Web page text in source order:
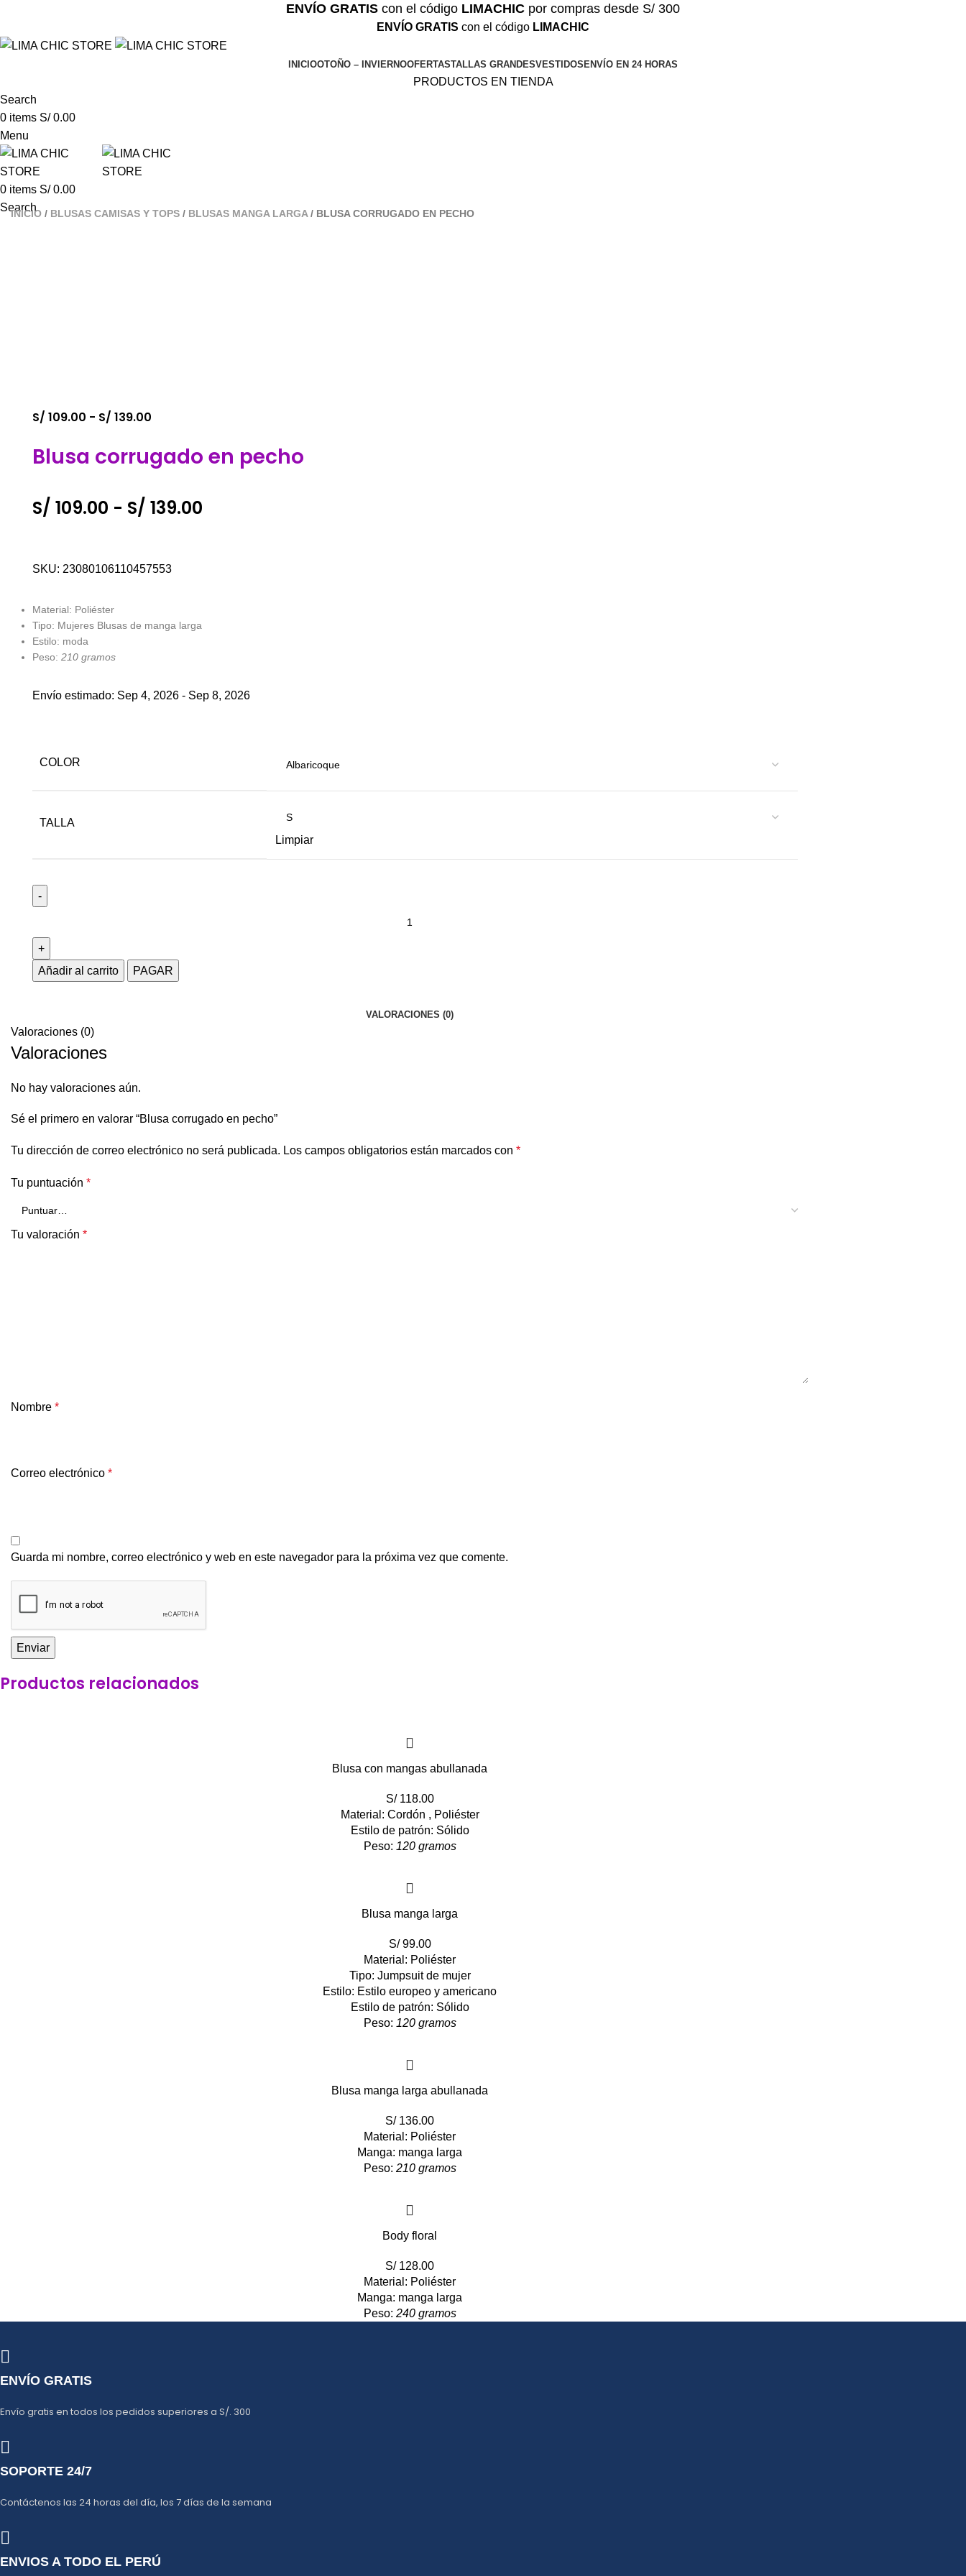
ENVÍO GRATIS con el código LIMACHIC por compras desde S/ 300
ENVÍO GRATIS con el código LIMACHIC
INICIOOTOÑO – INVIERNOOFERTASTALLAS GRANDESVESTIDOS ENVÍO EN 24 HORAS
PRODUCTOS EN TIENDA
Search
0 items S/0.00
Menu
0 items S/0.00
Search
INICIO BLUSAS CAMISAS Y TOPS BLUSAS MANGA LARGA BLUSA CORRUGADO EN PECHO
S/ 109.00 - S/ 139.00
Blusa corrugado en pecho
S/ 109.00 - S/ 139.00
SKU: 23080106110457553
Material: Poliéster
Tipo: Mujeres Blusas de manga larga
Estilo: moda
Peso: 210 gramos
Envío estimado: Sep 4, 2026 - Sep 8, 2026
COLOR
TALLA
Limpiar
Añadir al carrito PAGAR
VALORACIONES (0)
Valoraciones (0)
Valoraciones
No hay valoraciones aún.
Sé el primero en valorar “Blusa corrugado en pecho”
Tu dirección de correo electrónico no será publicada. Los campos obligatorios están marcados con *
Tu puntuación *
Tu valoración *
Nombre *
Correo electrónico *
Guarda mi nombre, correo electrónico y web en este navegador para la próxima vez que comente.
Productos relacionados
Blusa con mangas abullanada
S/118.00
Material: Cordón , Poliéster
Estilo de patrón: Sólido
Peso: 120 gramos
Blusa manga larga
S/99.00
Material: Poliéster
Tipo: Jumpsuit de mujer
Estilo: Estilo europeo y americano
Estilo de patrón: Sólido
Peso: 120 gramos
Blusa manga larga abullanada
S/136.00
Material: Poliéster
Manga: manga larga
Peso: 210 gramos
Body floral
S/128.00
Material: Poliéster
Manga: manga larga
Peso: 240 gramos
ENVÍO GRATIS
Envío gratis en todos los pedidos superiores a S/. 300
SOPORTE 24/7
Contáctenos las 24 horas del día, los 7 días de la semana
ENVIOS A TODO EL PERÚ